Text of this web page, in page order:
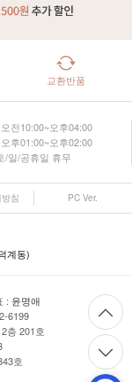
교환반품
전10:00~오후04:00
후01:00~오후02:00
/일/공휴일 휴무
침 PC Ver.
계동)
: 윤명애
6199
층 201호
호